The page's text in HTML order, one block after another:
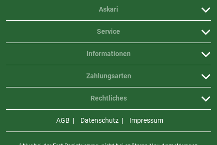
Askari
Service
Informationen
Rechtliches
Zahlungsarten
AGB Datenschutz Impressum